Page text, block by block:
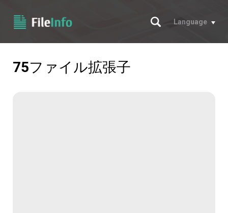
サーチ
Language
75ファイル拡張子